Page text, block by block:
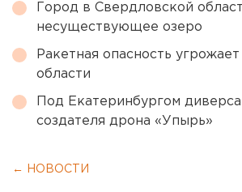
Город в Свердловской
несуществующее озеро
Ракетная опасность
области
Под Екатеринбургом
создателя дрона «Упырь»
← НОВОСТИ